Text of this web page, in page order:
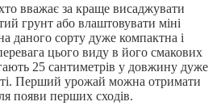
вважає за краще висаджувати
грунт або влаштовувати міні
даного сорту дуже компактна і
цього виду в його смакових
25 сантиметрів у довжину дуже
Перший урожай можна отримати
появи перших сходів.